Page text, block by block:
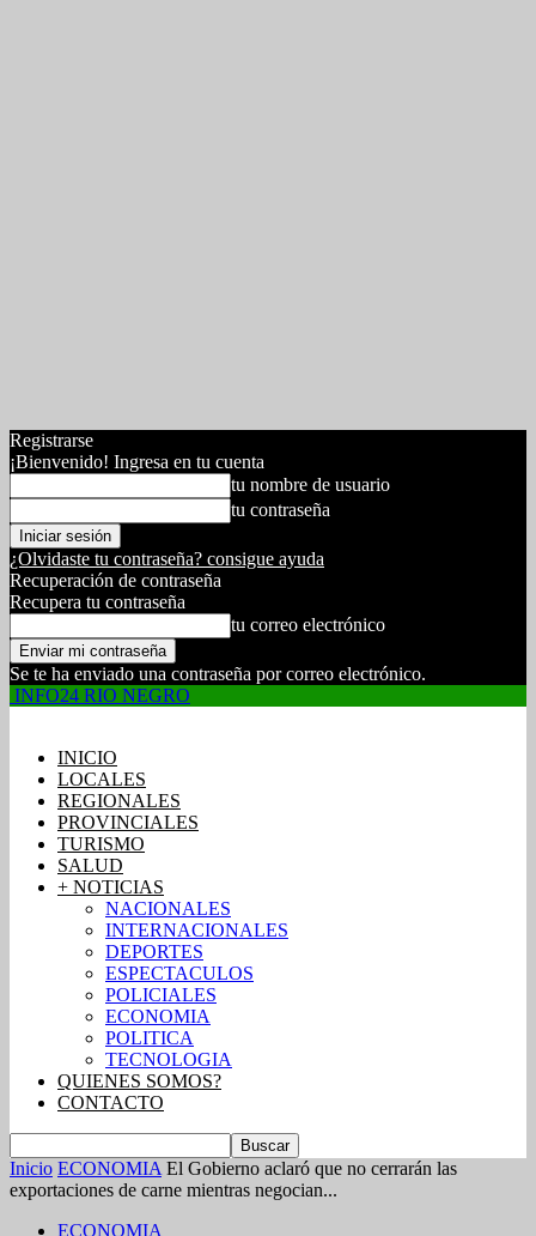
Registrarse
¡Bienvenido! Ingresa en tu cuenta
tu nombre de usuario
tu contraseña
¿Olvidaste tu contraseña? consigue ayuda
Recuperación de contraseña
Recupera tu contraseña
tu correo electrónico
Se te ha enviado una contraseña por correo electrónico.
INFO24 RIO NEGRO
INICIO
LOCALES
REGIONALES
PROVINCIALES
TURISMO
SALUD
+ NOTICIAS
NACIONALES
INTERNACIONALES
DEPORTES
ESPECTACULOS
POLICIALES
ECONOMIA
POLITICA
TECNOLOGIA
QUIENES SOMOS?
CONTACTO
Inicio ECONOMIA El Gobierno aclaró que no cerrarán las
exportaciones de carne mientras negocian...
ECONOMIA